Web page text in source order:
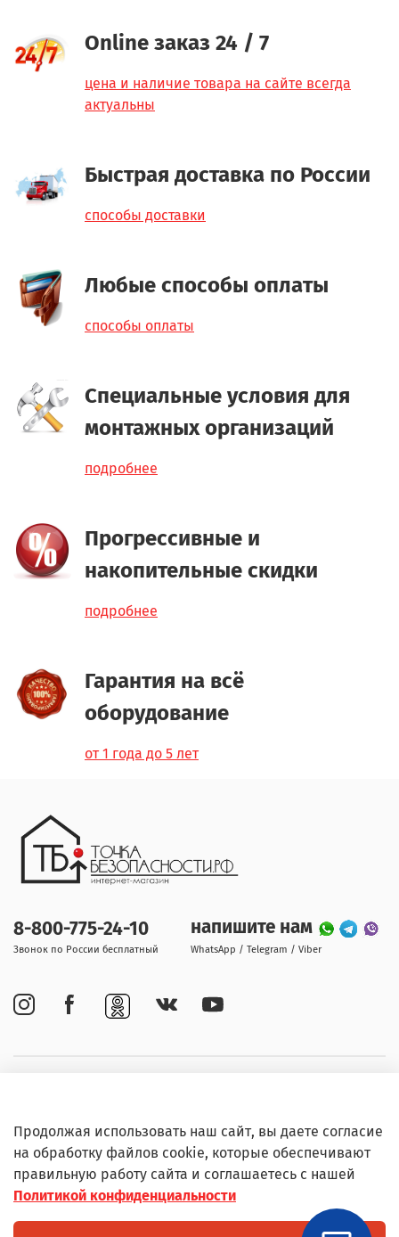
Online заказ 24 / 7
цена и наличие товара на сайте всегда
актуальны
Быстрая доставка по России
способы доставки
Любые способы оплаты
способы оплаты
Специальные условия для
монтажных организаций
подробнее
Прогрессивные и
накопительные скидки
подробнее
Гарантия на всё
оборудование
от 1 года до 5 лет
Информация
8-800-775-24-10
Звонок по России бесплатный
напишите нам
WhatsApp / Telegram / Viber
Продолжая использовать наш сайт, вы даете согласие
на обработку файлов cookie, которые обеспечивают
правильную работу сайта и соглашаетесь с нашей
Политикой конфиденциальности